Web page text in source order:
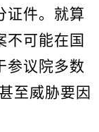
证件。就算
不可能在国
参议院多数
至威胁要因